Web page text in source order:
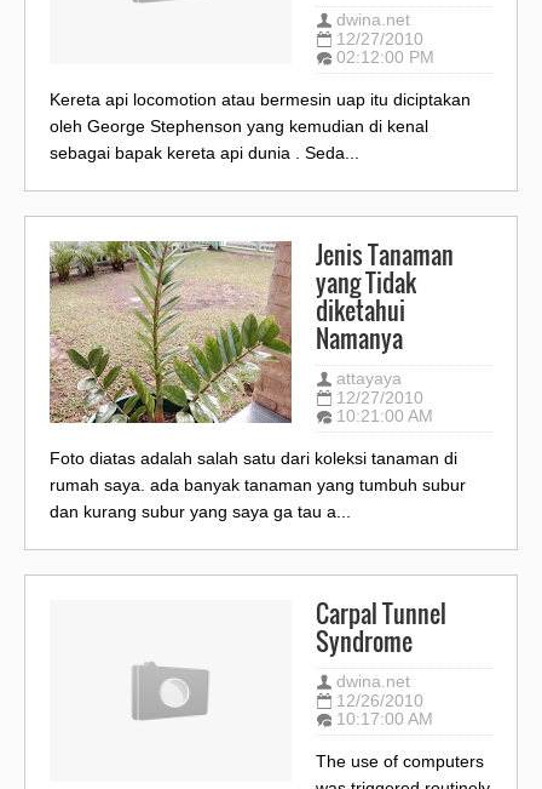
dwina.net
12/27/2010
02:12:00 PM
Kereta api locomotion atau bermesin uap itu diciptakan
oleh George Stephenson yang kemudian di kenal
sebagai bapak kereta api dunia . Seda...
Jenis Tanaman
yang Tidak
diketahui
Namanya
attayaya
12/27/2010
10:21:00 AM
Foto diatas adalah salah satu dari koleksi tanaman di
rumah saya. ada banyak tanaman yang tumbuh subur
dan kurang subur yang saya ga tau a...
Carpal Tunnel
Syndrome
dwina.net
12/26/2010
10:17:00 AM
The use of computers